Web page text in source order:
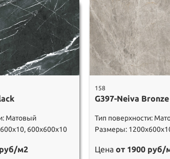
Матовый
600х600х10
м2
158
G397-Neiva Bronze
Тип поверхности:
Размеры:
Цена от 1900 руб/